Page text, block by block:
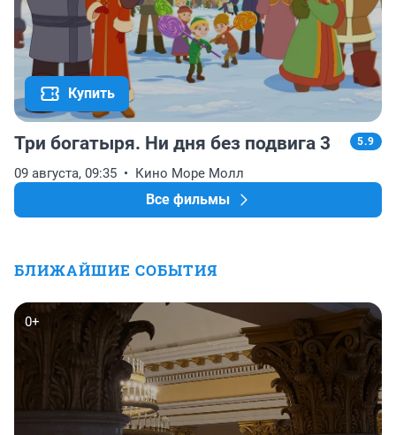
Купить
Три богатыря. Ни дня без подвига 3 5.9
09 августа, 09:35 Кино Море Молл
Все фильмы
БЛИЖАЙШИЕ СОБЫТИЯ
0+